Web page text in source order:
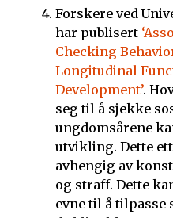
Forskere ved
har publisert
Checking
Longitudinal
Development’.
seg til å sjekke
ungdomsårene
utvikling. Dette
avhengig av
og straff. Dette
evne til å tilpasse